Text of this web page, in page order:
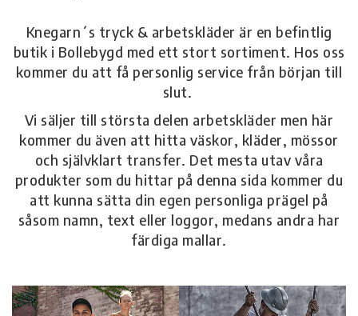
Knegarn´s tryck & arbetskläder är en befintlig
butik i Bollebygd med ett stort sortiment. Hos oss
kommer du att få personlig service från början till
slut.
Vi säljer till största delen arbetskläder men här
kommer du även att hitta väskor, kläder, mössor
och självklart transfer. Det mesta utav våra
produkter som du hittar på denna sida kommer du
att kunna sätta din egen personliga prägel på
såsom namn, text eller loggor, medans andra har
färdiga mallar.